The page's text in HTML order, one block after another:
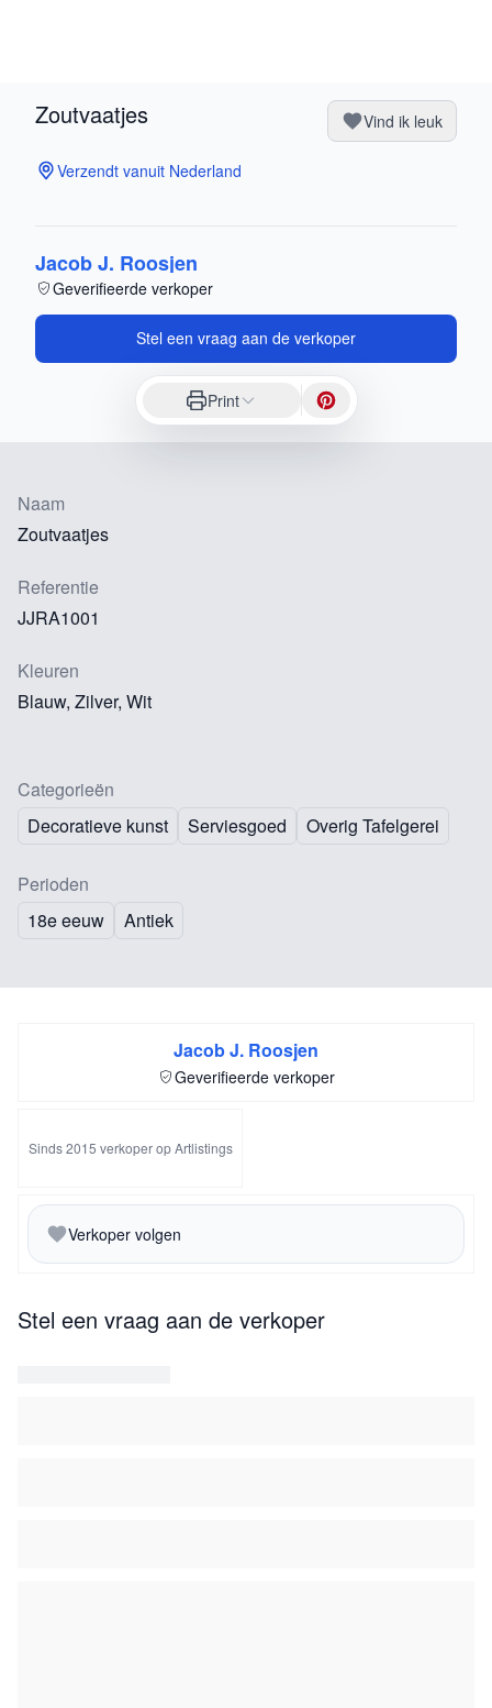
Zoutvaatjes Vind ik leuk
Verzendt vanuit Nederland
Jacob J. Roosjen
Geverifieerde verkoper
Stel een vraag aan de verkoper
Print
Naam
Zoutvaatjes
Referentie
JJRA1001
Kleuren
Blauw, Zilver, Wit
Categorieën
Decoratieve kunst
Serviesgoed Overig Tafelgerei
Perioden
18e eeuw
Antiek
Jacob J. Roosjen
Geverifieerde verkoper
Sinds 2015 verkoper op Artlistings
Verkoper volgen
Stel een vraag aan de verkoper